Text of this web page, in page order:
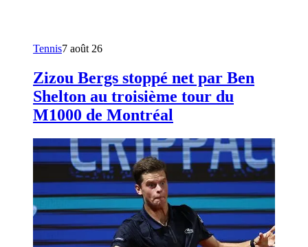
Tennis7 août 26
Zizou Bergs stoppé net par Ben
Shelton au troisième tour du
M1000 de Montréal